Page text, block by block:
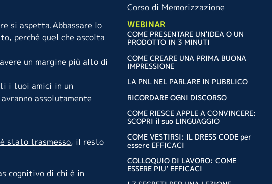
si aspetta.Abbassare lo
perché quel che ascolta
un margine più alto di
i tuoi amici in un
assolutamente
stato trasmesso, il resto
cognitivo di chi è in
Corso di Memorizzazione
WEBINAR
COME PRESENTARE UN’IDEA O UN
PRODOTTO IN 3 MINUTI
COME CREARE UNA PRIMA BUONA
IMPRESSIONE
LA PNL NEL PARLARE IN PUBBLICO
RICORDARE OGNI DISCORSO
COME RIESCE APPLE A CONVINCERE:
SCOPRI il suo LINGUAGGIO
COME VESTIRSI: IL DRESS CODE per
essere EFFICACI
COLLOQUIO DI LAVORO: COME
ESSERE PIU’ EFFICACI